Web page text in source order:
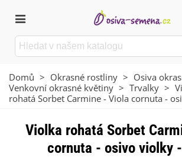
Domů > Okrasné rostliny > Osiva
Venkovní okrasné květiny > Trvalky >
rohatá Sorbet Carmine - Viola cornuta -
Violka rohatá Sorbet
cornuta - osivo violky